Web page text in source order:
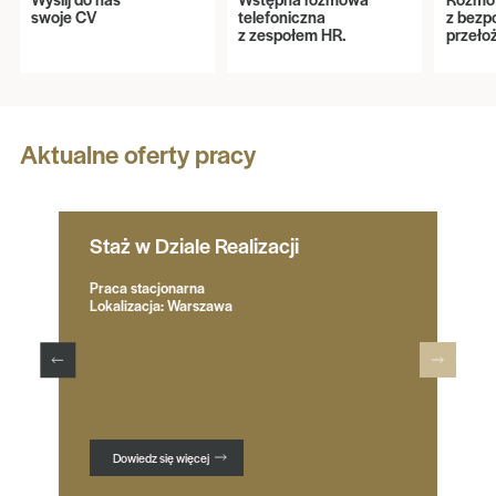
swoje CV
telefoniczna
z zespołem HR.
z
Aktualne oferty pracy
Staż w Dziale Realizacji
Praca stacjonarna
Lokalizacja: Warszawa
Dowiedz się więcej